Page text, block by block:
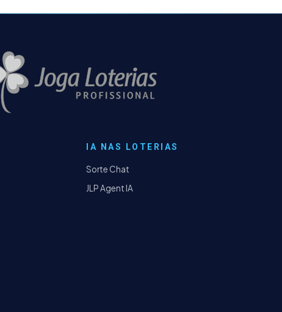
IA NAS LOTERIAS
Sorte Chat
JLP Agent IA